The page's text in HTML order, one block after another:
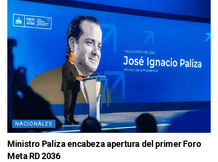
NACIONALES
Ministro Paliza encabeza apertura del primer Foro
Meta RD 2036